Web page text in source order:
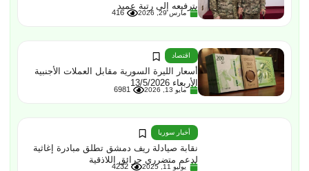
بترفيعه إلى رتبة عميد
مارس 29, 2026 416
اقتصاد
أسعار الليرة السورية مقابل العملات الأجنبية
الأربعاء 13/5/2026
مايو 13, 2026 6981
أخبار سوريا
نقابة صيادلة ريف دمشق تطلق مبادرة إغاثية
لدعم متضرري حرائق اللاذقية
يوليو 11, 2025 4232